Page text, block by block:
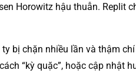
Horowitz hậu thuẫn. Replit
bị chặn nhiều lần và thậm
“kỳ quặc”, hoặc cập nhật